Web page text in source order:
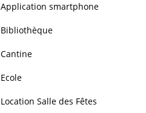
Application smartphone
Bibliothèque
Cantine
Ecole
Location Salle des Fêtes